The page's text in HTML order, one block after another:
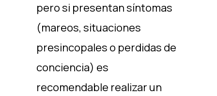
pero si presentan síntomas
(mareos, situaciones
presincopales o perdidas de
conciencia) es
recomendable realizar un